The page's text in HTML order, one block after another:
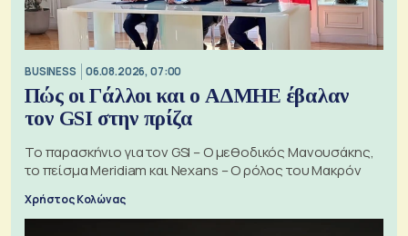
BUSINESS 06.08.2026, 07:00
Πώς οι Γάλλοι και ο ΑΔΜΗΕ έβαλαν
τον GSI στην πρίζα
Το παρασκήνιο για τον GSI – Ο μεθοδικός Μανουσάκης,
το πείσμα Meridiam και Nexans – Ο ρόλος του Μακρόν
Χρήστος Κολώνας